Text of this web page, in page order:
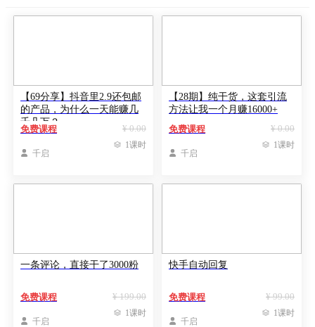
【69分享】抖音里2.9还包邮
的产品，为什么一天能赚几
千几万？
¥ 0.00
免费课程
 千启
 1课时
【28期】纯干货，这套引流
方法让我一个月赚16000+
¥ 0.00
免费课程
 千启
 1课时
一条评论，直接干了3000粉
¥ 199.00
免费课程
 千启
 1课时
快手自动回复
¥ 99.00
免费课程
 千启
 1课时